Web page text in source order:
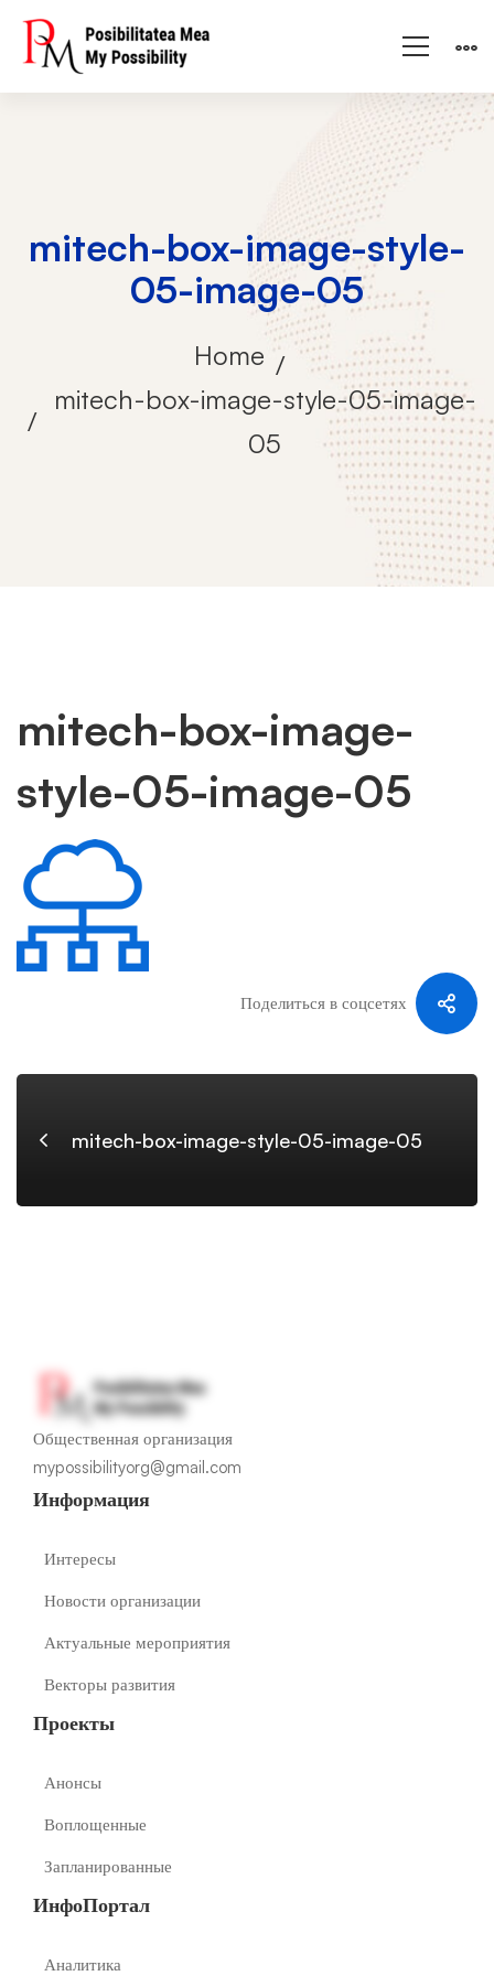
mitech-box-image-style-
05-image-05
Home
mitech-box-image-style-05-image-
05
mitech-
box-
image-
style-
05
mitech-box-image-
style-05-image-05
Поделиться в соцсетях
mitech-box-image-style-05-image-05
Общественная организация
mypossibilityorg@gmail.com
Информация
Интересы
Новости организации
Актуальные мероприятия
Векторы развития
Проекты
Анонсы
Воплощенные
Запланированные
ИнфоПортал
Аналитика